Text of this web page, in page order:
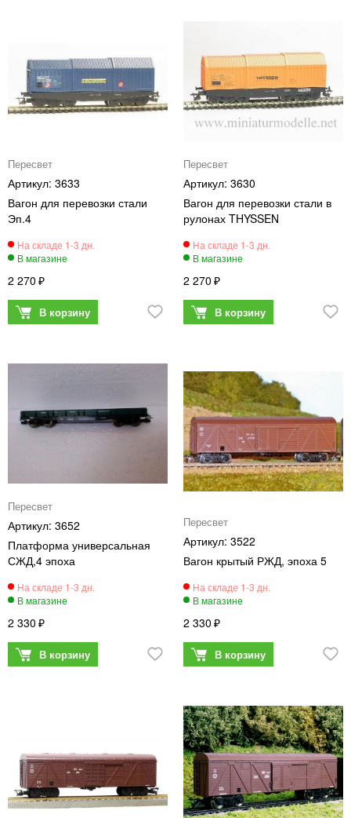
Пересвет
3633
Вагон для перевозки стали
Эп.4
2 270
Пересвет
3630
Вагон для перевозки стали в
рулонах THYSSEN
2 270
Пересвет
3652
Платформа универсальная
СЖД,4 эпоха
2 330
Пересвет
3522
Вагон крытый РЖД, эпоха 5
2 330